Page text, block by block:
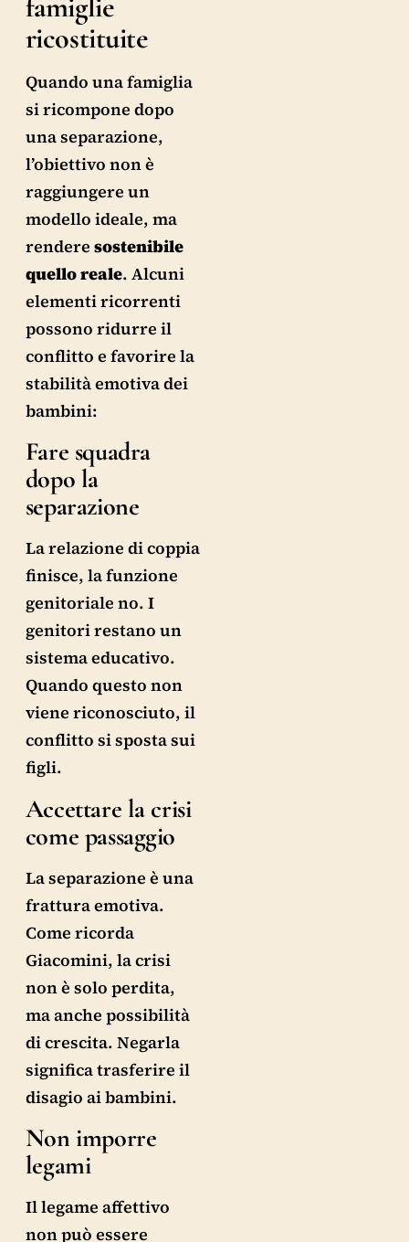
ricostituite
Quando una famiglia
si ricompone dopo
una separazione,
l’obiettivo non è
raggiungere un
modello ideale, ma
rendere sostenibile
quello reale. Alcuni
elementi ricorrenti
possono ridurre il
conflitto e favorire la
stabilità emotiva dei
bambini:
Fare squadra
dopo la
separazione
La relazione di coppia
finisce, la funzione
genitoriale no. I
genitori restano un
sistema educativo.
Quando questo non
viene riconosciuto, il
conflitto si sposta sui
figli.
Accettare la crisi
come passaggio
La separazione è una
frattura emotiva.
Come ricorda
Giacomini, la crisi
non è solo perdita,
ma anche possibilità
di crescita. Negarla
significa trasferire il
disagio ai bambini.
Non imporre
legami
Il legame affettivo
non può essere